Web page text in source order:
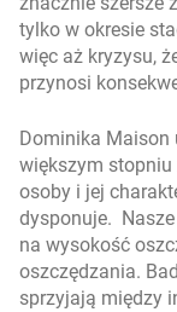
tylko w okresie
więc aż kryzysu,
przynosi
Dominika Maison
większym
osoby i jej
dysponuje.
na wysokość
oszczędzania.
sprzyjają między